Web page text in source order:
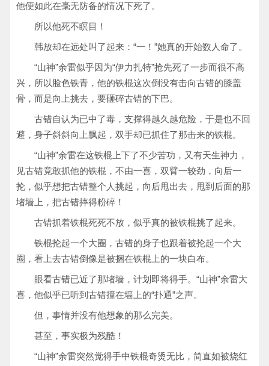
他便如此在毫无防备的情况下死了。
所以他死不瞑目！
韩放却在远处叫了起来：“一！”她真的开始数人命了。
“山神”余雷似乎因为“伊力扎特”抢先死了一步而很不高
兴，所以脸色铁青，他的铁棍这次倒没有击向古错的膝盖
骨，而是向上挑去，要砸碎古错的下巴。
古错自认为已中了毒，支撑得越久越危险，于是也不回
避，身子斜斜向上飘起，双手却已抓住了那击来的铁棍。
“山神”余雷在这铁棍上下了不少苦功，又有天生神力，
见古错竟敢抓他的铁棍，不由一喜，双臂一较劲，向后一
抡，似乎想把古错整个人挑起，向后甩出去，甩到后面的那
堵墙上，把古错摔得粉碎！
古错抓着铁棍死死不放，似乎真的被铁棍挑了起来。
铁棍抡起一个大圈，古错的身子也跟着被抡起一个大
圈，看上去古错倒像是被捆在铁棍上的一块白布。
眼看古错已近了那堵墙，计划即将得手。“山神”余雷大
喜，他似乎已听到古错撞在墙上的“扑通”之声。
但，事情并没有他想象的那么完美。
甚至，事实极为残酷！
“山神”余雷突然觉得手中铁棍奇烫无比，简直如被烧红